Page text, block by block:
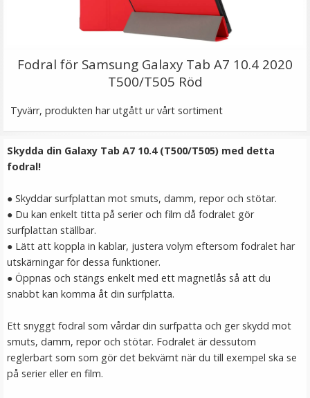
TTArtisan Mini Magnetisk LED-belysning –
LÄGG I VARUKORG
Ulanzi Mobilhållare vridbar för stativ & blixtsko
Fodral för Samsung Galaxy Tab A7 10.4 2020
T500/T505 Röd
Tyvärr, produkten har utgått ur vårt sortiment
Skydda din Galaxy Tab A7 10.4 (T500/T505) med detta
fodral!
● Skyddar surfplattan mot smuts, damm, repor och stötar.
● Du kan enkelt titta på serier och film då fodralet gör
surfplattan ställbar.
● Lätt att koppla in kablar, justera volym eftersom fodralet har
utskärningar för dessa funktioner.
● Öppnas och stängs enkelt med ett magnetlås så att du
snabbt kan komma åt din surfplatta.
Ett snyggt fodral som vårdar din surfpatta och ger skydd mot
smuts, damm, repor och stötar. Fodralet är dessutom
reglerbart som som gör det bekvämt när du till exempel ska se
på serier eller en film.